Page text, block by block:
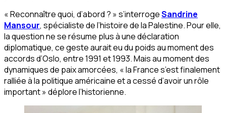
«Reconnaître quoi, d’abord ? » s’interrogeSandrine
Mansour, spécialiste de l’histoire de la Palestine. Pour elle,
la question ne se résume plus à une déclaration
diplomatique, ce geste aurait eu du poids au moment des
accords d’Oslo, entre 1991 et 1993. Mais au moment des
dynamiques de paix amorcées, «la France s’est finalement
ralliée à la politique américaine et a cessé d’avoir un rôle
important» déplore l’historienne.